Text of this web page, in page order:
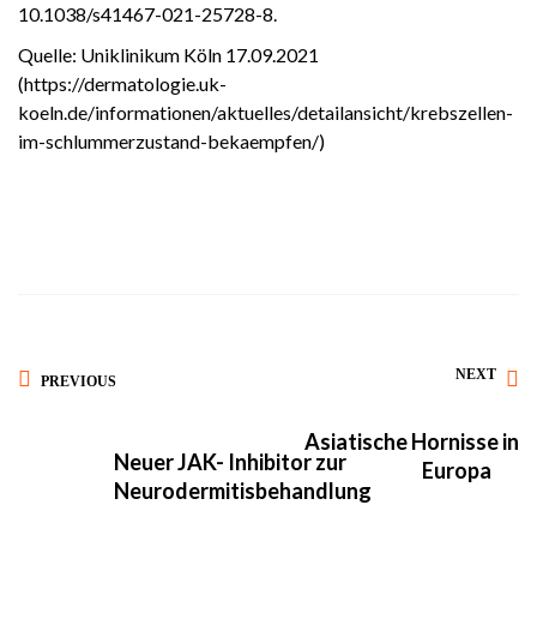
10.1038/s41467-021-25728-8.
Quelle: Uniklinikum Köln 17.09.2021
(https://dermatologie.uk-
koeln.de/informationen/aktuelles/detailansicht/krebszellen-
im-schlummerzustand-bekaempfen/)
PREVIOUS NEXT
Neuer JAK- Inhibitor zur
Neurodermitisbehandlung
Asiatische Hornisse in
Europa